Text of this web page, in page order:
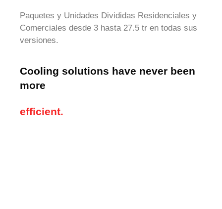
Paquetes y Unidades Divididas Residenciales y
Comerciales desde 3 hasta 27.5 tr en todas sus
versiones.
Cooling solutions have never been
more
efficient.